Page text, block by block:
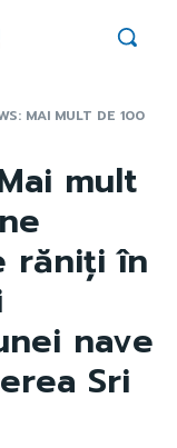
MAI MULT DE 100
mult
răniți în
nave
Sri